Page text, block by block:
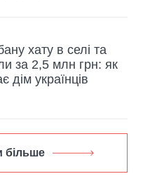
хату в селі та
за 2,5 млн грн: як
дім українців
більше